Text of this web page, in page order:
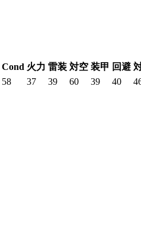
Cond 火力 雷装 対空 装甲 回避
58 37 39 60 39 40